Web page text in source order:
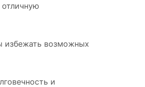
избежать возможных
и